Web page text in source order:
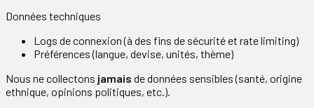
Données techniques
Logs de connexion (à des fins de sécurité et rate limiting)
Préférences (langue, devise, unités, thème)
Nous ne collectons jamais de données sensibles (santé, origine
ethnique, opinions politiques, etc.).